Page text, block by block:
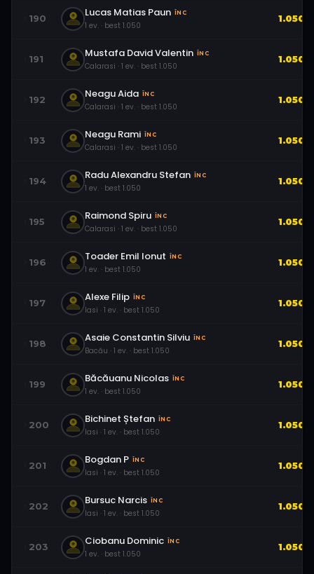
190 Lucas Matias Paun ÎNC
1 ev. · best 1.050
1.050
191 Mustafa David Valentin ÎNC
Calarasi · 1 ev. · best 1.050
1.050
192 Neagu Aida ÎNC
Calarasi · 1 ev. · best 1.050
1.050
193 Neagu Rami ÎNC
Calarasi · 1 ev. · best 1.050
1.050
194 Radu Alexandru Stefan ÎNC
1 ev. · best 1.050
1.050
195 Raimond Spiru ÎNC
Calarasi · 1 ev. · best 1.050
1.050
196 Toader Emil Ionut ÎNC
1 ev. · best 1.050
1.050
197 Alexe Filip ÎNC
Iasi · 1 ev. · best 1.050
1.050
198 Asaie Constantin Silviu ÎNC
Bacău · 1 ev. · best 1.050
1.050
199 Băcăuanu Nicolas ÎNC
1 ev. · best 1.050
1.050
200 Bichinet Ștefan ÎNC
Iasi · 1 ev. · best 1.050
1.050
201 Bogdan P ÎNC
Iasi · 1 ev. · best 1.050
1.050
202 Bursuc Narcis ÎNC
Iasi · 1 ev. · best 1.050
1.050
203 Ciobanu Dominic ÎNC
1 ev. · best 1.050
1.050